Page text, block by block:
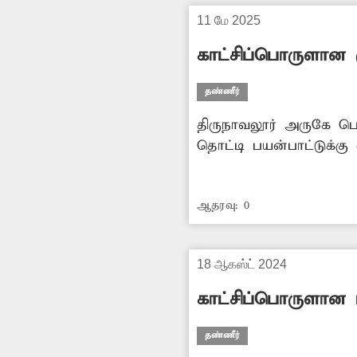
11 மே 2025
காட்சிப்பொருளான
தண்ணீர்
திருநாவலூர் அருகே
தொட்டி
போதுமான அளவுக்கு
தவிர்க்க கட்டி
ஆதரவு: 0
18 ஆகஸ்ட் 2024
காட்சிப்பொருளான
தண்ணீர்